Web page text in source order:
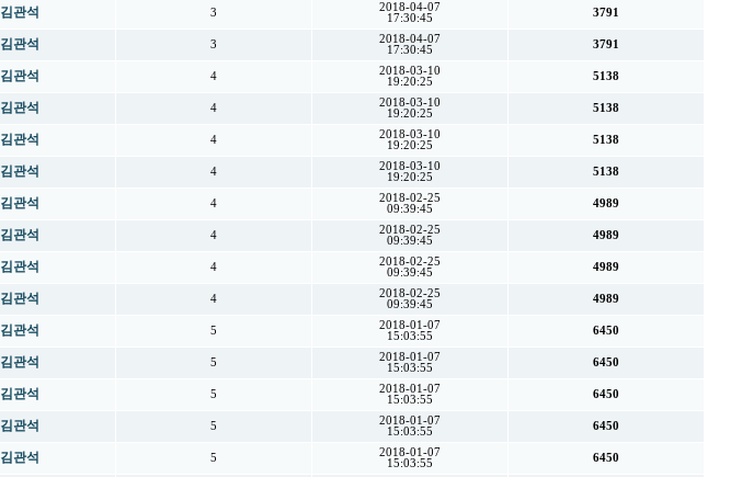
김관석 3
2018-04-07
17:30:45
3791
김관석 3
2018-04-07
17:30:45
3791
김관석 4
2018-03-10
19:20:25
5138
김관석 4
2018-03-10
19:20:25
5138
김관석 4
2018-03-10
19:20:25
5138
김관석 4
2018-03-10
19:20:25
5138
김관석 4
2018-02-25
09:39:45
4989
김관석 4
2018-02-25
09:39:45
4989
김관석 4
2018-02-25
09:39:45
4989
김관석 4
2018-02-25
09:39:45
4989
김관석 5
2018-01-07
15:03:55
6450
김관석 5
2018-01-07
15:03:55
6450
김관석 5
2018-01-07
15:03:55
6450
김관석 5
2018-01-07
15:03:55
6450
김관석 5
2018-01-07
15:03:55
6450